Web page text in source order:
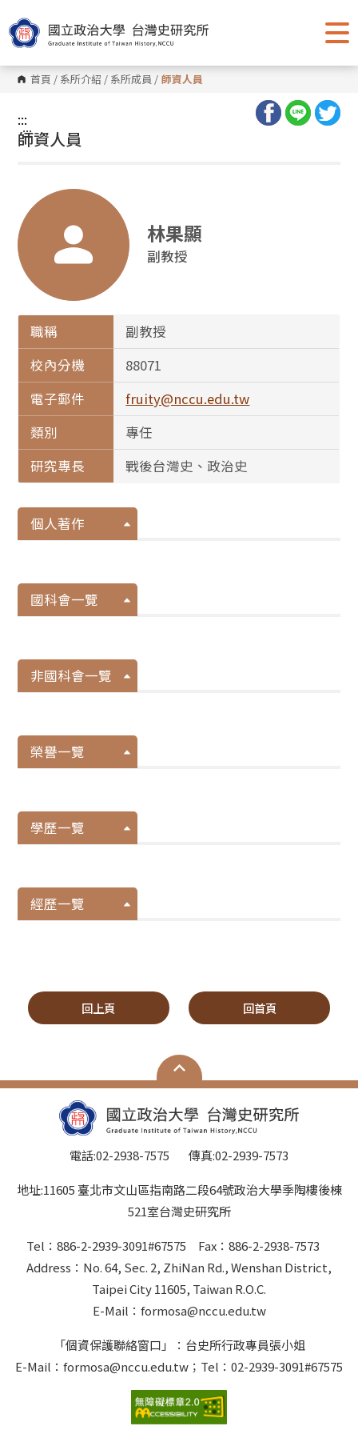
到
主
要
內
容
區 首頁 / 系所介紹 / 系所成員 / 師資人員
:::
:::
師資人員
林果顯
副教授
職稱
副教授
校內分機
88071
電子郵件
fruity@nccu.edu.tw
類別
專任
研究專長
戰後台灣史、政治史
個人著作
國科會一覽
非國科會一覽
榮譽一覽
學歷一覽
經歷一覽
回上頁 回首頁
電話:02-2938-7575 傳真:02-2939-7573
地址:11605 臺北市文山區指南路二段64號政治大學季陶樓後棟
521室台灣史研究所
Tel：886-2-2939-3091#67575 Fax：886-2-2938-7573
Address：No. 64, Sec. 2, ZhiNan Rd., Wenshan District,
Taipei City 11605, Taiwan R.O.C.
E-Mail：formosa@nccu.edu.tw
「個資保護聯絡窗口」：台史所行政專員張小姐
E-Mail：formosa@nccu.edu.tw；Tel：02-2939-3091#67575